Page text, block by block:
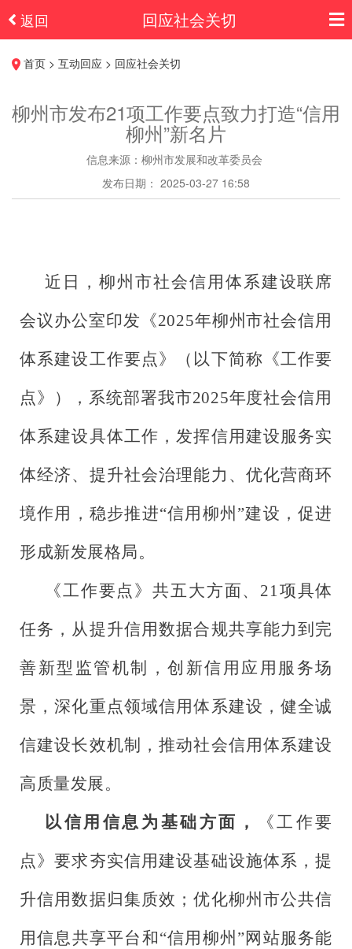
返回 回应社会关切
首页 > 互动回应 > 回应社会关切
柳州市发布21项工作要点致力打造“信用
柳州”新名片
信息来源：柳州市发展和改革委员会
发布日期： 2025-03-27 16:58
近日，柳州市社会信用体系建设联席
会议办公室印发《2025年柳州市社会信用
体系建设工作要点》（以下简称《工作要
点》），系统部署我市2025年度社会信用
体系建设具体工作，发挥信用建设服务实
体经济、提升社会治理能力、优化营商环
境作用，稳步推进“信用柳州”建设，促进
形成新发展格局。
《工作要点》共五大方面、21项具体
任务，从提升信用数据合规共享能力到完
善新型监管机制，创新信用应用服务场
景，深化重点领域信用体系建设，健全诚
信建设长效机制，推动社会信用体系建设
高质量发展。
以信用信息为基础方面， 《工作要
点》要求夯实信用建设基础设施体系，提
升信用数据归集质效；优化柳州市公共信
用信息共享平台和“信用柳州”网站服务能